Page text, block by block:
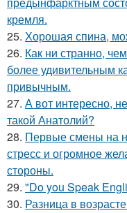
кремля.
25. Хорошая спина,
26. Как ни странно,
более удивительным
привычным.
27. А вот интересно,
такой Анатолий?
28. Первые смены на
стресс и огромное
стороны.
29. "Do you Speak
30. Разница в